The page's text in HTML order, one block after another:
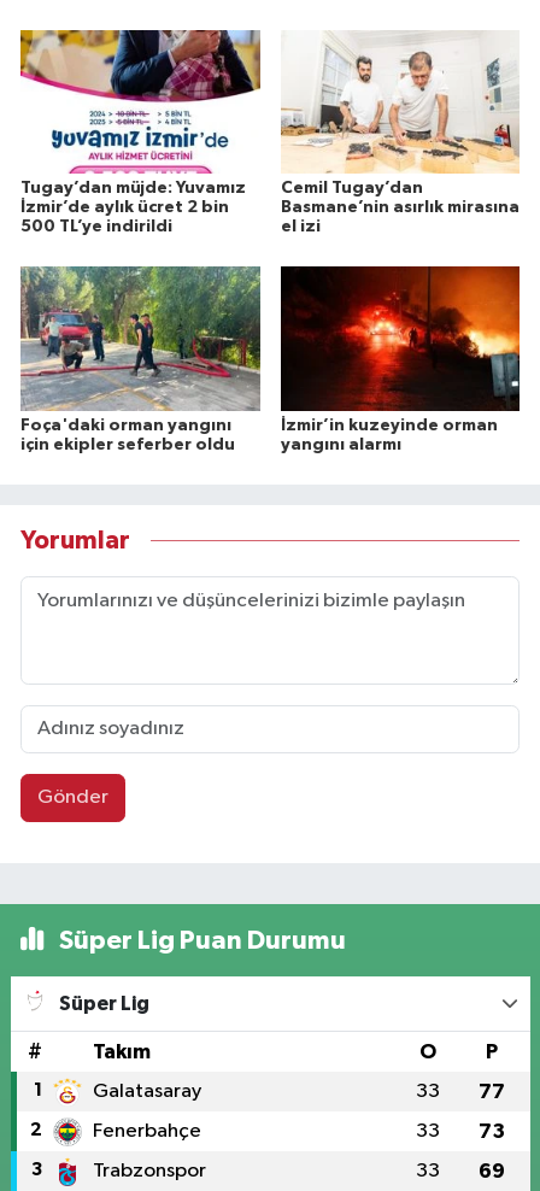
Tugay’dan müjde: Yuvamız
İzmir’de aylık ücret 2 bin
500 TL’ye indirildi
Cemil Tugay’dan
Basmane’nin asırlık mirasına
el izi
Foça'daki orman yangını
için ekipler seferber oldu
İzmir’in kuzeyinde orman
yangını alarmı
Yorumlar
Gönder
Süper Lig Puan Durumu
Süper Lig
# Takım O P
1 Galatasaray 33 77
2 Fenerbahçe 33 73
3 Trabzonspor 33 69